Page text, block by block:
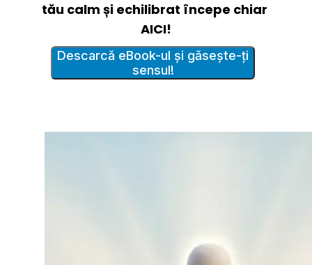
tău calm și echilibrat începe chiar
AICI!
Descarcă eBook-ul și găsește-ți
sensul!